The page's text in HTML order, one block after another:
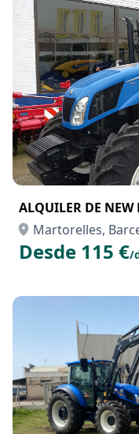
ALQUILER DE
Martorelles,
Desde 115 €/